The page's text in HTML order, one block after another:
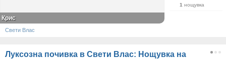
1 нощувка
Крис
Свети Влас
Луксозна почивка в Свети Влас: Нощувка на